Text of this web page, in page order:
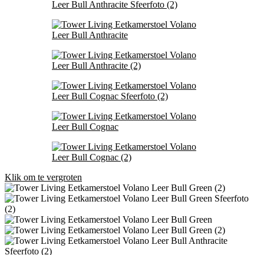
Klik om te vergroten